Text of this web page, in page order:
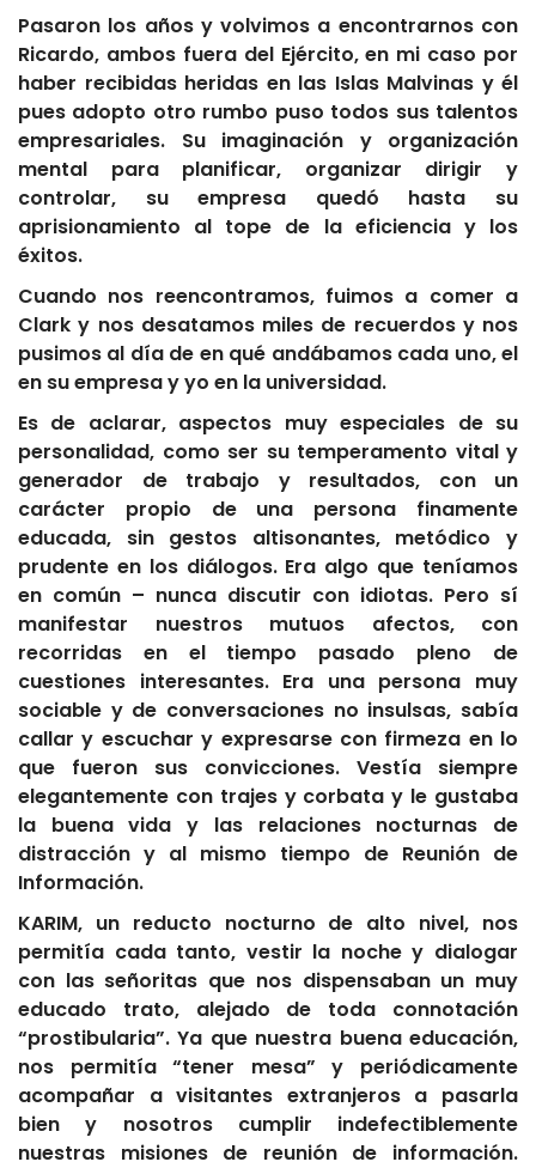
Pasaron los años y volvimos a encontrarnos con
Ricardo, ambos fuera del Ejército, en mi caso por
haber recibidas heridas en las Islas Malvinas y él
pues adopto otro rumbo puso todos sus talentos
empresariales. Su imaginación y organización
mental para planificar, organizar dirigir y
controlar, su empresa quedó hasta su
aprisionamiento al tope de la eficiencia y los
éxitos.
Cuando nos reencontramos, fuimos a comer a
Clark y nos desatamos miles de recuerdos y nos
pusimos al día de en qué andábamos cada uno, el
en su empresa y yo en la universidad.
Es de aclarar, aspectos muy especiales de su
personalidad, como ser su temperamento vital y
generador de trabajo y resultados, con un
carácter propio de una persona finamente
educada, sin gestos altisonantes, metódico y
prudente en los diálogos. Era algo que teníamos
en común – nunca discutir con idiotas. Pero sí
manifestar nuestros mutuos afectos, con
recorridas en el tiempo pasado pleno de
cuestiones interesantes. Era una persona muy
sociable y de conversaciones no insulsas, sabía
callar y escuchar y expresarse con firmeza en lo
que fueron sus convicciones. Vestía siempre
elegantemente con trajes y corbata y le gustaba
la buena vida y las relaciones nocturnas de
distracción y al mismo tiempo de Reunión de
Información.
KARIM, un reducto nocturno de alto nivel, nos
permitía cada tanto, vestir la noche y dialogar
con las señoritas que nos dispensaban un muy
educado trato, alejado de toda connotación
“prostibularia”. Ya que nuestra buena educación,
nos permitía “tener mesa” y periódicamente
acompañar a visitantes extranjeros a pasarla
bien y nosotros cumplir indefectiblemente
nuestras misiones de reunión de información.